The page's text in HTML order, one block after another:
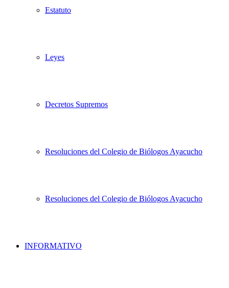
Estatuto
Leyes
Decretos Supremos
Resoluciones del Colegio de Biólogos Ayacucho
Resoluciones del Colegio de Biólogos Ayacucho
INFORMATIVO